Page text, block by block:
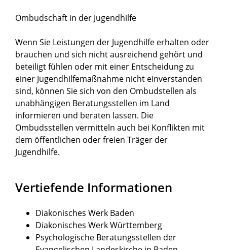
Ombudschaft in der Jugendhilfe
Wenn Sie Leistungen der Jugendhilfe erhalten oder
brauchen und sich nicht ausreichend gehört und
beteiligt fühlen oder mit einer Entscheidung zu
einer Jugendhilfemaßnahme nicht einverstanden
sind, können Sie sich von den Ombudstellen als
unabhängigen Beratungsstellen im Land
informieren und beraten lassen. Die
Ombudsstellen vermitteln auch bei Konflikten mit
dem öffentlichen oder freien Träger der
Jugendhilfe.
Vertiefende Informationen
Diakonisches Werk Baden
Diakonisches Werk Württemberg
Psychologische Beratungsstellen der